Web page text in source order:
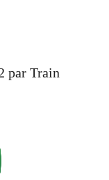
par Train